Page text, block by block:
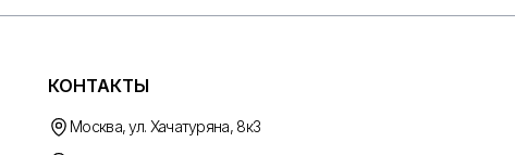
КОНТАКТЫ
Москва, ул. Хачатуряна, 8к3